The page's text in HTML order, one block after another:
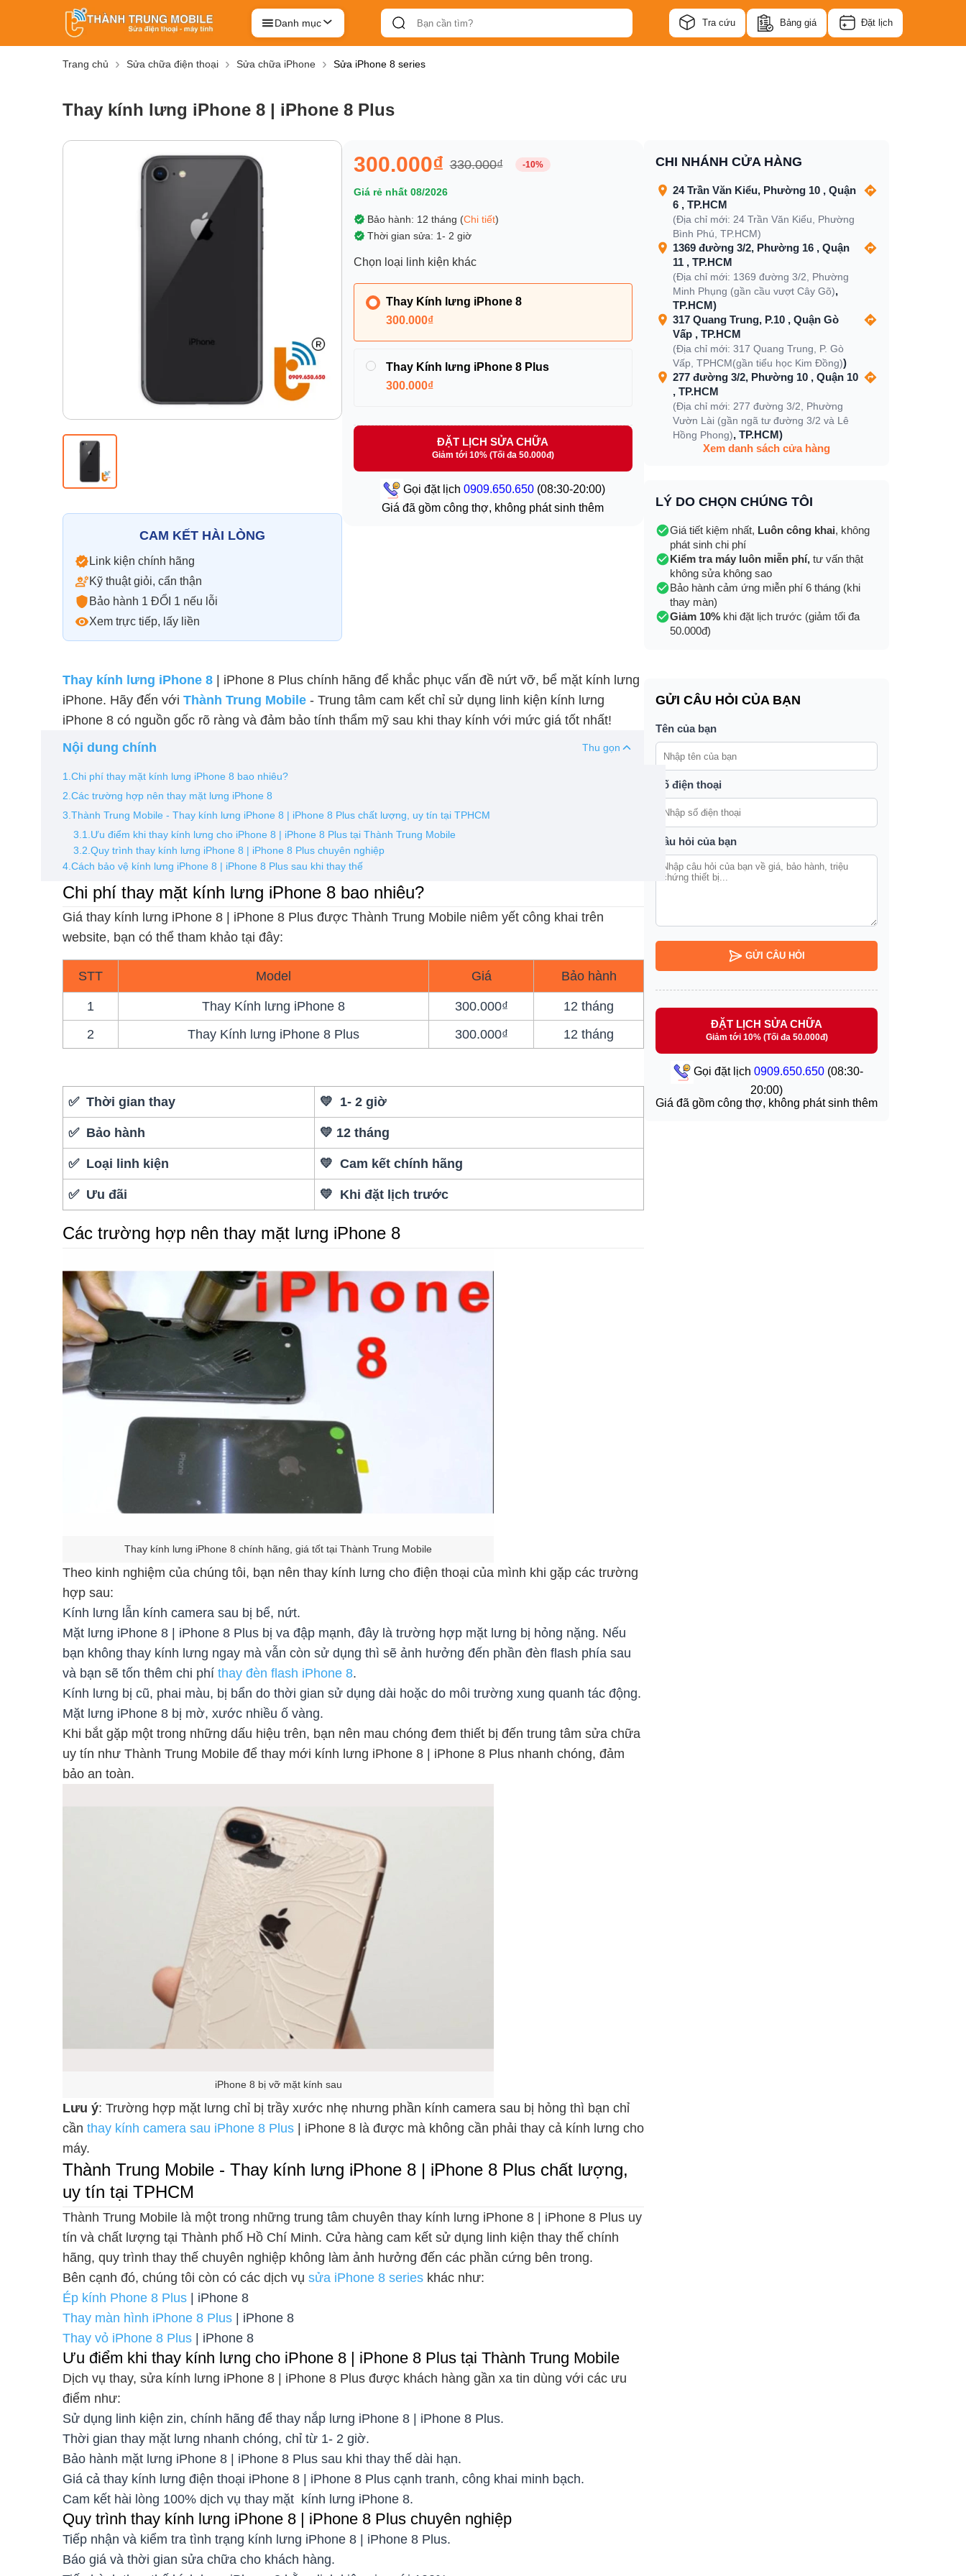
Danh mục Tra cứu Bảng giá Đặt lịch
Trang chủ Sửa chữa điện thoại Sửa chữa iPhone Sửa iPhone 8 series
Thay kính lưng iPhone 8 | iPhone 8 Plus
CAM KẾT HÀI LÒNG
Link kiện chính hãng
Kỹ thuật giỏi, cẩn thận
Bảo hành 1 ĐỔI 1 nếu lỗi
Xem trực tiếp, lấy liền
300.000₫ 330.000₫ -10%
Giá rẻ nhất 08/2026
Bảo hành: 12 tháng (Chi tiết)
Thời gian sửa: 1- 2 giờ
Chọn loại linh kiện khác
Thay Kính lưng iPhone 8
300.000₫
Thay Kính lưng iPhone 8 Plus
300.000₫
ĐẶT LỊCH SỬA CHỮA
Giảm tới 10% (Tối đa 50.000đ)
Gọi đặt lịch0909.650.650 (08:30-20:00)
Giá đã gồm công thợ, không phát sinh thêm
Thay kính lưng iPhone 8 | iPhone 8 Plus chính hãng để khắc phục vấn đề nứt vỡ, bể mặt kính lưng
iPhone. Hãy đến với Thành Trung Mobile - Trung tâm cam kết chỉ sử dụng linh kiện kính lưng
iPhone 8 có nguồn gốc rõ ràng và đảm bảo tính thẩm mỹ sau khi thay kính với mức giá tốt nhất!
Nội dung chính
Thu gọn
1.Chi phí thay mặt kính lưng iPhone 8 bao nhiêu?
2.Các trường hợp nên thay mặt lưng iPhone 8
3.Thành Trung Mobile - Thay kính lưng iPhone 8 | iPhone 8 Plus chất lượng, uy tín tại TPHCM
3.1.Ưu điểm khi thay kính lưng cho iPhone 8 | iPhone 8 Plus tại Thành Trung Mobile
3.2.Quy trình thay kính lưng iPhone 8 | iPhone 8 Plus chuyên nghiệp
4.Cách bảo vệ kính lưng iPhone 8 | iPhone 8 Plus sau khi thay thế
Chi phí thay mặt kính lưng iPhone 8 bao nhiêu?
Giá thay kính lưng iPhone 8 | iPhone 8 Plus được Thành Trung Mobile niêm yết công khai trên
website, bạn có thể tham khảo tại đây:
STT Model Giá Bảo hành
1 Thay Kính lưng iPhone 8 300.000₫
12 tháng
2
Thay Kính lưng iPhone 8 Plus 300.000₫ 12 tháng
✅ Thời gian thay 💛 1- 2 giờ
✅ Bảo hành 💛 12 tháng
✅ Loại linh kiện 💛 Cam kết chính hãng
✅ Ưu đãi 💛 Khi đặt lịch trước
Các trường hợp nên thay mặt lưng iPhone 8
Thay kính lưng iPhone 8 chính hãng, giá tốt tại Thành Trung Mobile
Theo kinh nghiệm của chúng tôi, bạn nên thay kính lưng cho điện thoại của mình khi gặp các trường
hợp sau:
Kính lưng lẫn kính camera sau bị bể, nứt.
Mặt lưng iPhone 8 | iPhone 8 Plus bị va đập mạnh, đây là trường hợp mặt lưng bị hỏng nặng. Nếu
bạn không thay kính lưng ngay mà vẫn còn sử dụng thì sẽ ảnh hưởng đến phần đèn flash phía sau
và bạn sẽ tốn thêm chi phí thay đèn flash iPhone 8.
Kính lưng bị cũ, phai màu, bị bẩn do thời gian sử dụng dài hoặc do môi trường xung quanh tác động.
Mặt lưng iPhone 8 bị mờ, xước nhiều ố vàng.
Khi bắt gặp một trong những dấu hiệu trên, bạn nên mau chóng đem thiết bị đến trung tâm sửa chữa
uy tín như Thành Trung Mobile để thay mới kính lưng iPhone 8 | iPhone 8 Plus nhanh chóng, đảm
bảo an toàn.
iPhone 8 bị vỡ mặt kính sau
Lưu ý: Trường hợp mặt lưng chỉ bị trầy xước nhẹ nhưng phần kính camera sau bị hỏng thì bạn chỉ
cần thay kính camera sau iPhone 8 Plus | iPhone 8 là được mà không cần phải thay cả kính lưng cho
máy.
Thành Trung Mobile - Thay kính lưng iPhone 8 | iPhone 8 Plus chất lượng,
uy tín tại TPHCM
Thành Trung Mobile là một trong những trung tâm chuyên thay kính lưng iPhone 8 | iPhone 8 Plus uy
tín và chất lượng tại Thành phố Hồ Chí Minh. Cửa hàng cam kết sử dụng linh kiện thay thế chính
hãng, quy trình thay thế chuyên nghiệp không làm ảnh hưởng đến các phần cứng bên trong.
Bên cạnh đó, chúng tôi còn có các dịch vụ sửa iPhone 8 series khác như:
Ép kính Phone 8 Plus | iPhone 8
Thay màn hình iPhone 8 Plus | iPhone 8
Thay vỏ iPhone 8 Plus | iPhone 8
Ưu điểm khi thay kính lưng cho iPhone 8 | iPhone 8 Plus tại Thành Trung Mobile
Dịch vụ thay, sửa kính lưng iPhone 8 | iPhone 8 Plus được khách hàng gần xa tin dùng với các ưu
điểm như:
Sử dụng linh kiện zin, chính hãng để thay nắp lưng iPhone 8 | iPhone 8 Plus.
Thời gian thay mặt lưng nhanh chóng, chỉ từ 1- 2 giờ.
Bảo hành mặt lưng iPhone 8 | iPhone 8 Plus sau khi thay thế dài hạn.
Giá cả thay kính lưng điện thoại iPhone 8 | iPhone 8 Plus cạnh tranh, công khai minh bạch.
Cam kết hài lòng 100% dịch vụ thay mặt kính lưng iPhone 8.
Quy trình thay kính lưng iPhone 8 | iPhone 8 Plus chuyên nghiệp
Tiếp nhận và kiểm tra tình trạng kính lưng iPhone 8 | iPhone 8 Plus.
Báo giá và thời gian sửa chữa cho khách hàng.
CHI NHÁNH CỬA HÀNG
24 Trần Văn Kiểu, Phường 10 , Quận
6 , TP.HCM
(Địa chỉ mới: 24 Trần Văn Kiểu, Phường
Bình Phú, TP.HCM)
1369 đường 3/2, Phường 16 , Quận
11 , TP.HCM
(Địa chỉ mới: 1369 đường 3/2, Phường
Minh Phụng (gần cầu vượt Cây Gõ),
TP.HCM)
317 Quang Trung, P.10 , Quận Gò
Vấp , TP.HCM
(Địa chỉ mới: 317 Quang Trung, P. Gò
Vấp, TPHCM(gần tiểu học Kim Đồng))
277 đường 3/2, Phường 10 , Quận 10
, TP.HCM
(Địa chỉ mới: 277 đường 3/2, Phường
Vườn Lài (gần ngã tư đường 3/2 và Lê
Hồng Phong), TP.HCM)
Xem danh sách cửa hàng
LÝ DO CHỌN CHÚNG TÔI
Giá tiết kiệm nhất, Luôn công khai, không
phát sinh chi phí
Kiểm tra máy luôn miễn phí, tư vấn thật
không sửa không sao
Bảo hành cảm ứng miễn phí 6 tháng (khi
thay màn)
Giảm 10% khi đặt lịch trước (giảm tối đa
50.000đ)
GỬI CÂU HỎI CỦA BẠN
Tên của bạn
Số điện thoại
Câu hỏi của bạn
GỬI CÂU HỎI
ĐẶT LỊCH SỬA CHỮA
Giảm tới 10% (Tối đa 50.000đ)
Gọi đặt lịch 0909.650.650(08:30-
20:00)
Giá đã gồm công thợ, không phát sinh thêm